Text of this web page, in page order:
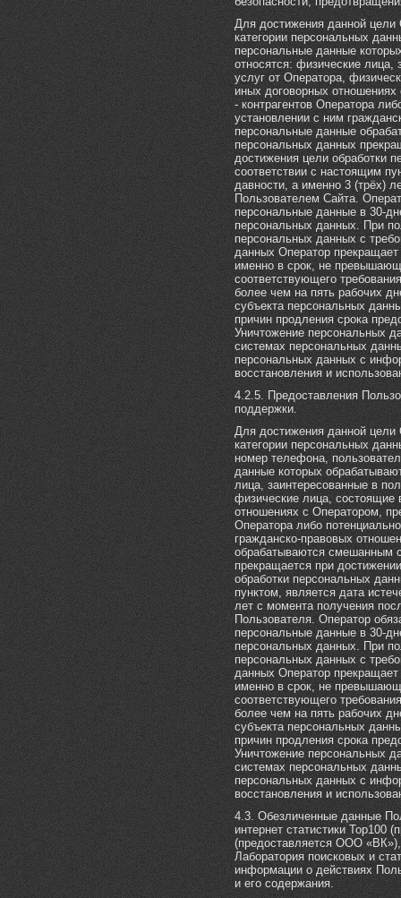
Для достижения данной цели
категории персональных
персональные данные
относятся: физические лица,
услуг от Оператора,
иных договорных
- контрагентов Оператора
установлении с ним
персональные данные
персональных данных
достижения цели обработки
соответствии с настоящим
давности, а именно 3 (трёх)
Пользователем Сайта.
персональные данные в 30-
персональных данных. При
персональных данных с
данных Оператор
именно в срок, не
соответствующего
более чем на пять рабочих
субъекта персональных
причин продления срока
Уничтожение персональных
системах персональных
персональных данных с
восстановления и
4.2.5. Предоставления
поддержки.
Для достижения данной цели
категории персональных
номер телефона,
данные которых
лица, заинтересованные в
физические лица, состоящие
отношениях с Оператором,
Оператора либо
гражданско-правовых
обрабатываются смешанным
прекращается при
обработки персональных
пунктом, является дата
лет с момента получения
Пользователя. Оператор
персональные данные в 30-
персональных данных. При
персональных данных с
данных Оператор
именно в срок, не
соответствующего
более чем на пять рабочих
субъекта персональных
причин продления срока
Уничтожение персональных
системах персональных
персональных данных с
восстановления и
4.3. Обезличенные данные
интернет статистики
(предоставляется ООО
Лаборатория поисковых и
информации о действиях
и его содержания.